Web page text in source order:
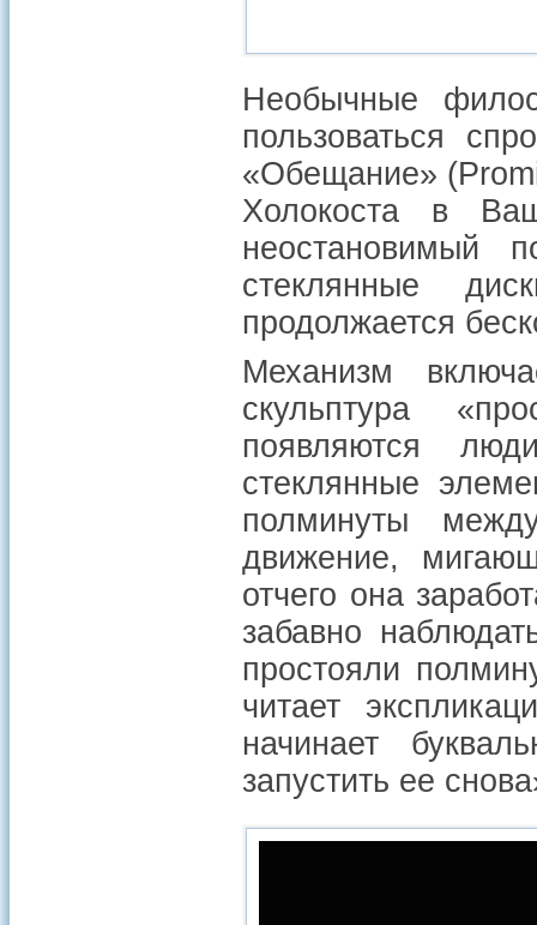
Необычные
пользоваться
«Обещание»
Холокоста в
неостановимый
стеклянные
продолжается
Механизм
скульптура
появляются
стеклянные
полминуты
движение,
отчего она
забавно
простояли
читает
начинает
запустить ее